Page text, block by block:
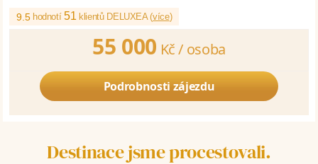
9.5 hodnotí51klientů DELUXEA (více)
55 000 Kč / osoba
Podrobnosti zájezdu
Destinace jsme procestovali.